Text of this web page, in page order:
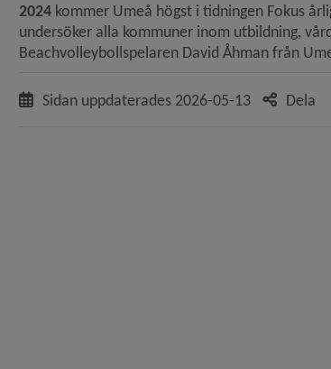
Umeå 400 år
50 år av gemensam utveckling
Kommunens organisation
Politik och demokrati
Diarium, arkiv och sekretess
2024 kommer Umeå högst i tidningen Fokus
undersöker alla kommuner inom utbildning,
Beachvolleybollspelaren David Åhman från
Sidan uppdaterades 2026-05-13 Dela